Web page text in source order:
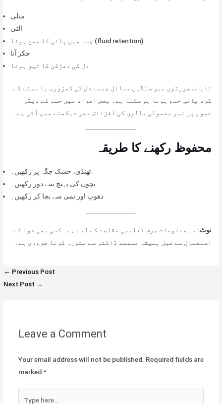
متلی
الٹی
جسم میں پانی کا جمع ہونا (fluid retention)
چکر آنا
دل کی دھڑکن کا تیز ہونا
نایاب صورتوں میں سنگین مسائل جیسے دل کی کمزوری یا سینے کے
گرد پانی جمع ہونا ہو سکتا ہے۔ بعض افراد میں جسم کے دیگر
حصوں پر غیر معمولی بالوں کی افزائش بھی دیکھنے میں آتی ہے۔
محفوظ رکھنے کا طریقہ
ٹھنڈی، خشک جگہ پر رکھیں۔
بچوں کی پہنچ سے دور رکھیں۔
دھوپ اور نمی سے بچا کر رکھیں۔
نوٹ: یہ معلومات صرف تعلیمی مقاصد کے لیے ہے۔ کسی بھی دوا کے
استعمال سے قبل ہمیشہ مستند ڈاکٹر سے مشورہ کرنا ضروری ہے۔
← Previous Post
Next Post →
Leave a Comment
Your email address will not be published. Required fields are
marked*